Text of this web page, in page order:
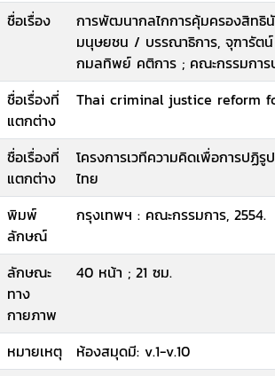
ชื่อเรื่อง
การพัฒนากลไกการคุ้มครองสิทธิ
มนุษยชน / บรรณาธิการ, จุฑารัตน์
กมลทิพย์ คติการ ; คณะกรรมกา
ชื่อเรื่องที่
แตกต่าง
Thai criminal justice reform
ชื่อเรื่องที่
แตกต่าง
โครงการเวทีความคิดเพื่อการปฏิรู
ไทย
พิมพ์
ลักษณ์
กรุงเทพฯ : คณะกรรมการ, 2554.
ลักษณะ
ทาง
กายภาพ
40 หน้า ; 21 ซม.
หมายเหตุ
ห้องสมุดมี: v.1-v.10